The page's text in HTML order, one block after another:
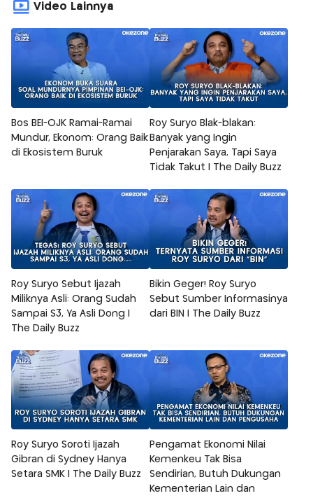
Video Lainnya
Bos BEI-OJK Ramai-Ramai
Mundur, Ekonom: Orang Baik
di Ekosistem Buruk
Roy Suryo Blak-blakan:
Banyak yang Ingin
Penjarakan Saya, Tapi Saya
Tidak Takut | The Daily Buzz
Roy Suryo Sebut Ijazah
Miliknya Asli: Orang Sudah
Sampai S3, Ya Asli Dong |
The Daily Buzz
Bikin Geger! Roy Suryo
Sebut Sumber Informasinya
dari BIN | The Daily Buzz
Roy Suryo Soroti Ijazah
Gibran di Sydney Hanya
Setara SMK | The Daily Buzz
Pengamat Ekonomi Nilai
Kemenkeu Tak Bisa
Sendirian, Butuh Dukungan
Kementerian Lain dan